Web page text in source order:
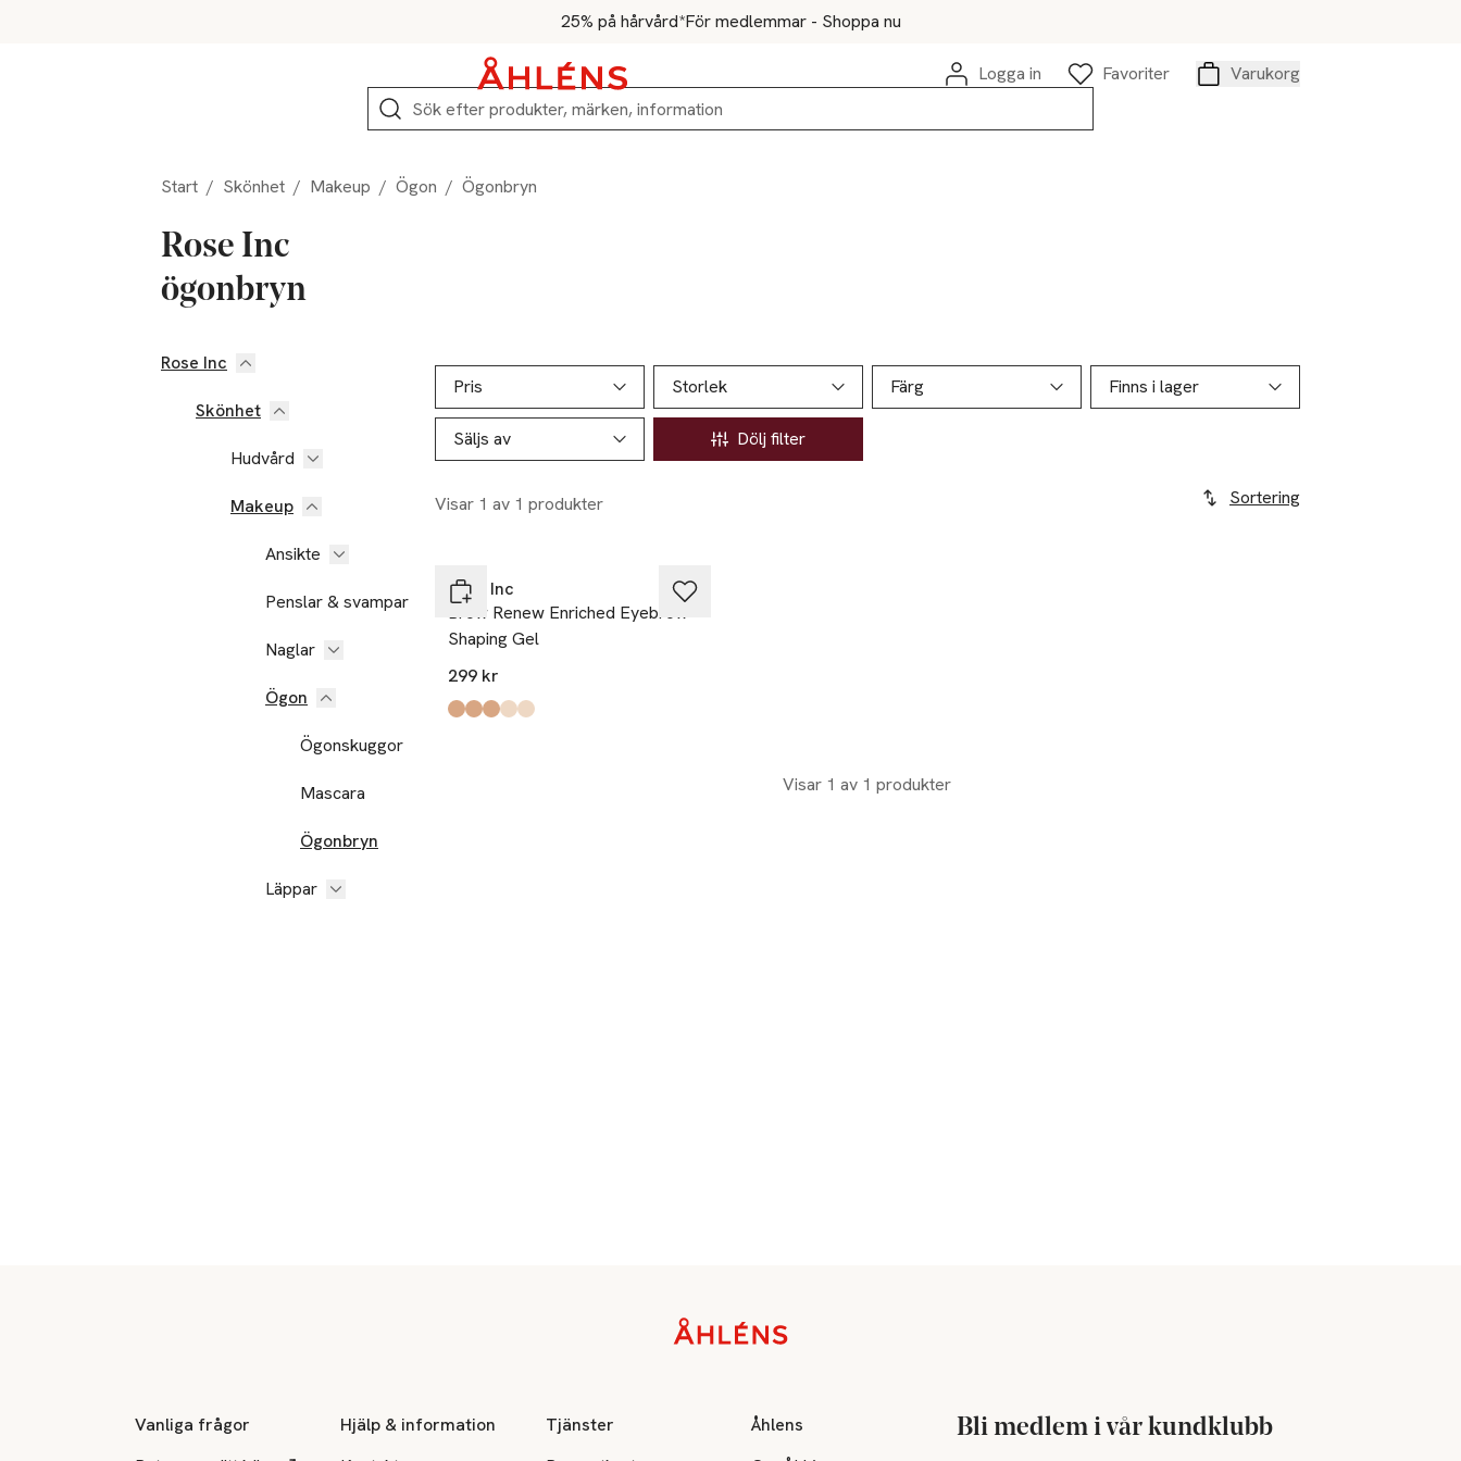
25% på hårvård*För medlemmar - Shoppa nu
Logga in
Favoriter
Varukorg
Sök
Start / Skönhet / Makeup / Ögon / Ögonbryn
Rose Inc
ögonbryn
Hoppa till produktsidan
Rose Inc
Skönhet
Hudvård
Makeup
Ansikte
Penslar & svampar
Naglar
Ögon
Ögonskuggor
Mascara
Ögonbryn
Läppar
Hoppa till produktsidan
Pris
Storlek Färg Finns i lager
Säljs av Dölj filter
Visar 1 av 1 produkter Sortering
Lista över produkter
Rose Inc
Brow Renew Enriched Eyebrow
Shaping Gel
299 kr
Produkten finns i färgerna:
03,
05,
04,
01,
02,
Visar 1 av 1 produkter
Vanliga frågor
Hjälp & information
Tjänster
Åhlens
Bli medlem i vår kundklubb